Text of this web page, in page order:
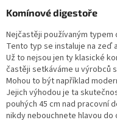
Komínové digestoře
Nejčastěji používaným
Tento typ se instaluje na zeď
Už to nejsou jen ty klasické
častěji setkáváme u výrobců
Mohou to být například
Jejich výhodou je ta
pouhých 45 cm nad pracovní
nikdy nebouchnete hlavou